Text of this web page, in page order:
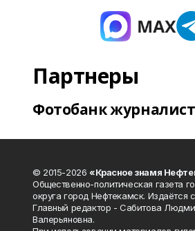
Партнеры
Фотобанк
© 2015-2026 «Красное знамя
Общественно-политическая газета
округа город Нефтекамск. Издаётся
Главный редактор - Сабитова
Валерьяновна.